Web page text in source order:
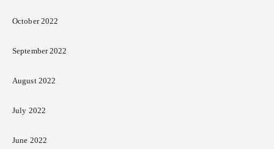
October 2022
September 2022
August 2022
July 2022
June 2022